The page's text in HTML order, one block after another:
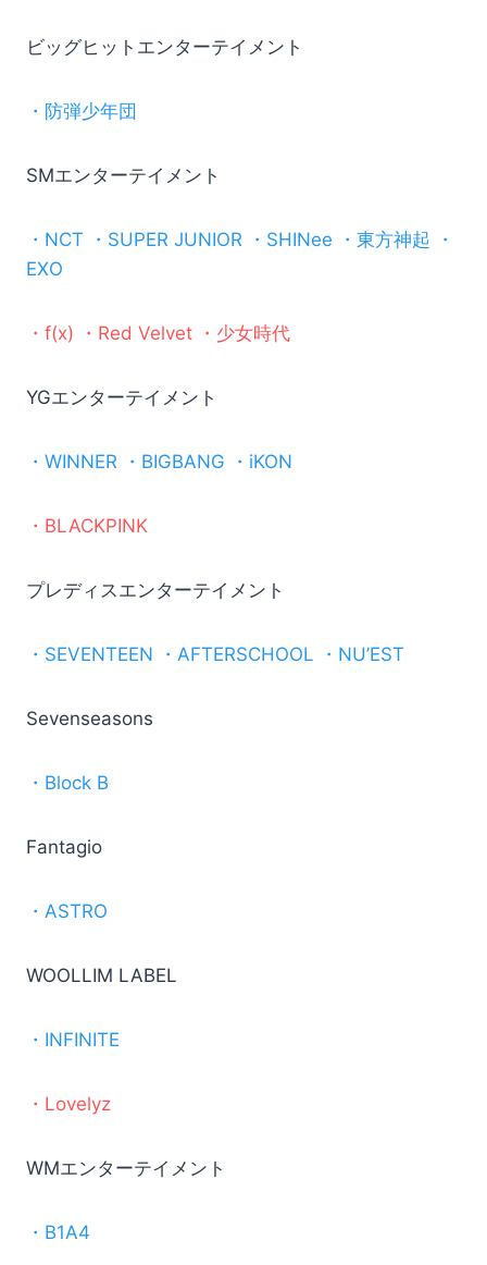
ビッグヒットエンターテイメント
・防弾少年団
SMエンターテイメント
・NCT ・SUPER JUNIOR ・SHINee ・東方神起 ・
EXO
・f(x) ・Red Velvet ・少女時代
YGエンターテイメント
・WINNER ・BIGBANG ・iKON
・BLACKPINK
プレディスエンターテイメント
・SEVENTEEN ・AFTERSCHOOL ・NU’EST
Sevenseasons
・Block B
Fantagio
・ASTRO
WOOLLIM LABEL
・INFINITE
・Lovelyz
WMエンターテイメント
・B1A4